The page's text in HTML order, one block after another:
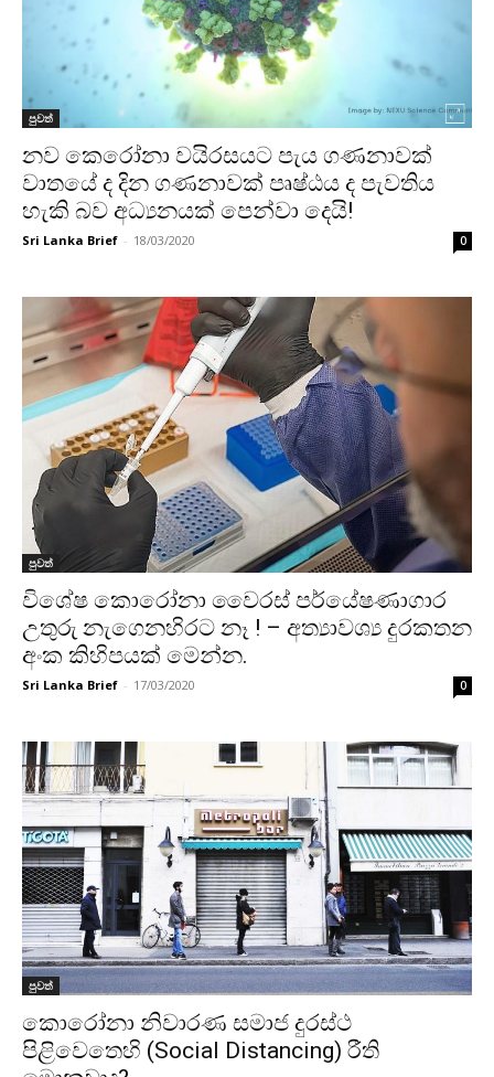
පුවත්
නව කෙරෝනා වයිරසයට පැය ගණනාවක්
වාතයේ ද දින ගණනාවක් පෘෂ්ඨය ද පැවතිය
හැකි බව අධ්‍යනයක් පෙන්වා දෙයි!
Sri Lanka Brief - 18/03/2020 0
පුවත්
විශේෂ කොරෝනා වෛරස් පර්යේෂණාගාර
උතුරු නැගෙනහිරට නෑ ! – අත්‍යාවශ්‍ය දුරකතන
අංක කිහිපයක් මෙන්න.
Sri Lanka Brief - 17/03/2020 0
පුවත්
කොරෝනා නිවාරණ සමාජ දුරස්ථ
පිළිවෙතෙහි (Social Distancing) රීති